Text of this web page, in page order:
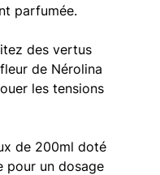
parfumée.
des vertus
de Nérolina
les tensions
de 200ml doté
pour un dosage